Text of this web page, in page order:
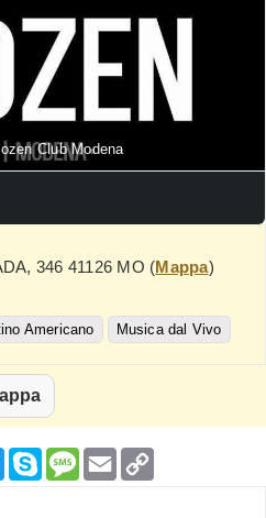
Club Modena
346 41126 MO (Mappa)
Americano Musica dal Vivo
TwitterSkypeMessage
Email